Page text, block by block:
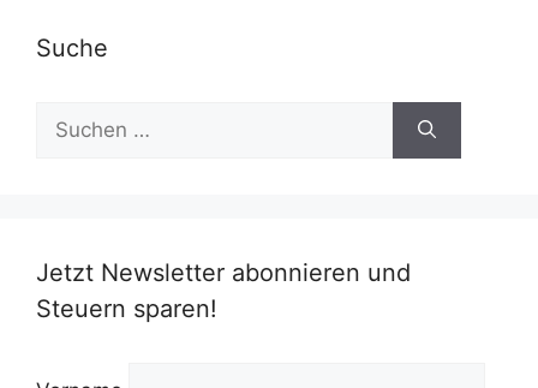
Suche
Suchen
nach:
Jetzt Newsletter abonnieren und
Steuern sparen!